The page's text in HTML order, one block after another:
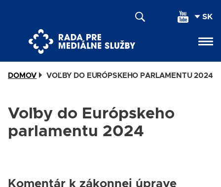
DOMOV VOĽBY DO EURÓPSKEHO PARLAMENTU 2024
Voľby do Európskeho
parlamentu 2024
Komentár k zákonnej úprave